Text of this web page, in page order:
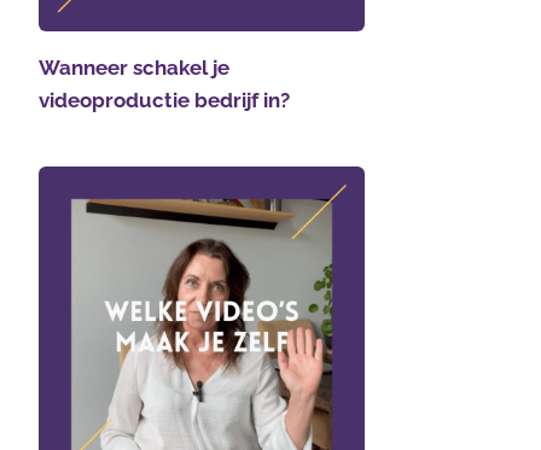
Wanneer schakel je
videoproductie bedrijf in?